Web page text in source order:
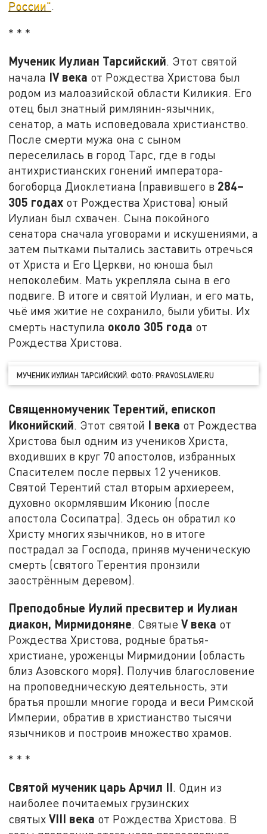
России".
* * *
Мученик Иулиан Тарсийский. Этот святой
начала IVвека от Рождества Христова был
родом из малоазийской области Киликия. Его
отец был знатный римлянин-язычник,
сенатор, а мать исповедовала христианство.
После смерти мужа она с сыном
переселилась в город Тарс, где в годы
антихристианских гонений императора-
богоборца Диоклетиана (правившего в 284–
305 годах от Рождества Христова) юный
Иулиан был схвачен. Сына покойного
сенатора сначала уговорами и искушениями, а
затем пытками пытались заставить отречься
от Христа и Его Церкви, но юноша был
непоколебим. Мать укрепляла сына в его
подвиге. В итоге и святой Иулиан, и его мать,
чьё имя житие не сохранило, были убиты. Их
смерть наступила около 305 года от
Рождества Христова.
МУЧЕНИК ИУЛИАН ТАРСИЙСКИЙ. ФОТО: PRAVOSLAVIE.RU
Священномученик Терентий, епископ
Иконийский. Этот святой I века от Рождества
Христова был одним из учеников Христа,
входивших в круг 70 апостолов, избранных
Спасителем после первых 12 учеников.
Святой Терентий стал вторым архиереем,
духовно окормлявшим Иконию (после
апостола Сосипатра). Здесь он обратил ко
Христу многих язычников, но в итоге
пострадал за Господа, приняв мученическую
смерть (святого Терентия пронзили
заострённым деревом).
Преподобные Иулий пресвитер и Иулиан
диакон, Мирмидоняне. СвятыеVвека от
Рождества Христова, родные братья-
христиане, уроженцы Мирмидонии (область
близ Азовского моря). Получив благословение
на проповедническую деятельность, эти
братья прошли многие города и веси Римской
Империи, обратив в христианство тысячи
язычников и построив множество храмов.
* * *
Святой мученик царь Арчил II. Один из
наиболее почитаемых грузинских
святыхVIII века от Рождества Христова. В